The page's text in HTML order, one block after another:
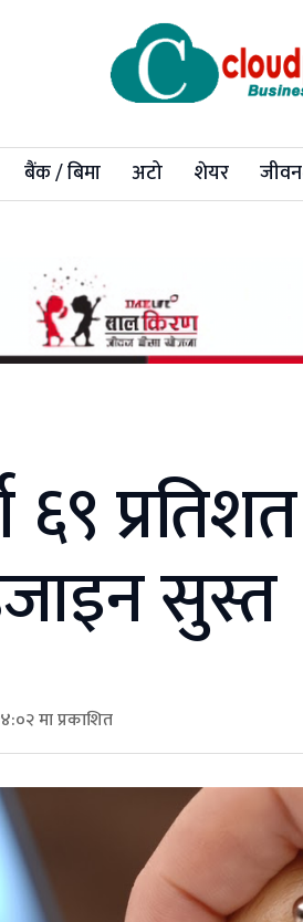
बैंक / बिमा अटो शेयर
६९
सुस्त
मा प्रकाशित